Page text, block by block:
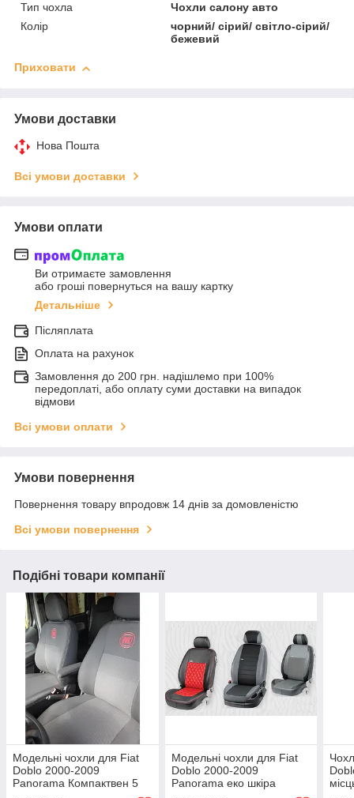
Тип чохла
Чохли салону авто
Колір
чорний/ сірий/ світло-сірий/
бежевий
Приховати
Умови доставки
Нова Пошта
Всі умови доставки
Умови оплати
Ви отримаєте замовлення
або гроші повернуться на вашу картку
Детальніше
Післяплата
Оплата на рахунок
Замовлення до 200 грн. надішлемо при 100%
передоплаті, або оплату суми доставки на випадок
відмови
Всі умови оплати
Умови повернення
Повернення товару впродовж 14 днів за домовленістю
Всі умови повернення
Подібні товари компанії
Модельні чохли для Fiat
Doblo 2000-2009
Panorama Компактвен 5
Модельні чохли для Fiat
Doblo 2000-2009
Panorama еко шкіра